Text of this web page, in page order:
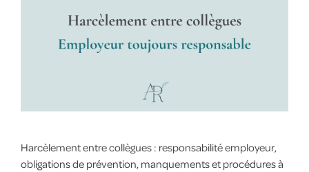
Harcèlement entre collègues : responsabilité employeur,
obligations de prévention, manquements et procédures à